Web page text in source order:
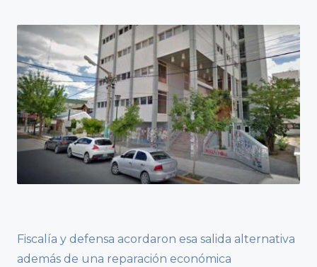
Fiscalía y defensa acordaron esa salida alternativa
además de una reparación económica